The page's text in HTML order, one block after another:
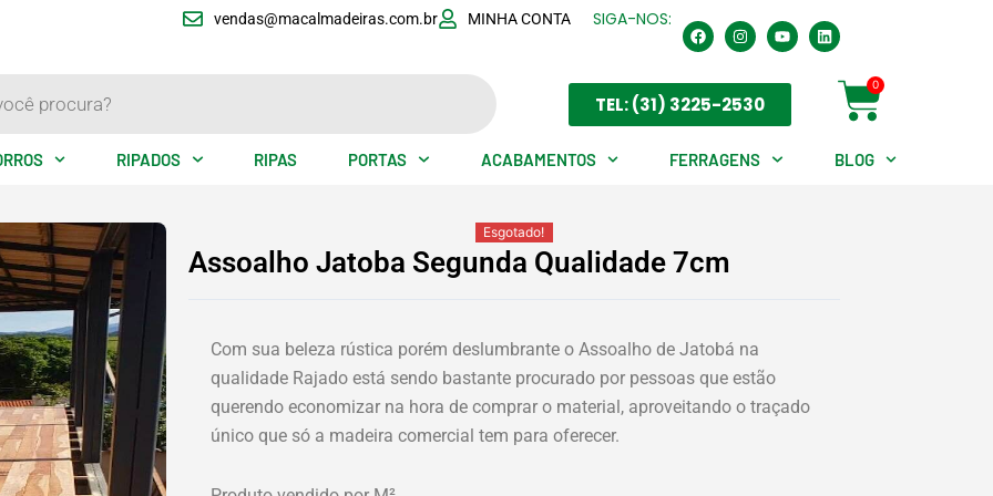
vendas@macalmadeiras.com.br MINHA CONTA SIGA-NOS:
F
a
c
b
o
I
n
s
a
g
m
Y
o
u
u
L
i
n
TEL: (31) 3225-2530
0
Cart
RIPADOS RIPAS PORTAS ACABAMENTOS FERRAGENS BLOG
Esgotado!
Assoalho Jatoba Segunda Qualidade 7cm
Com sua beleza rústica porém deslumbrante o Assoalho de Jatobá na
qualidade Rajado está sendo bastante procurado por pessoas que estão
querendo economizar na hora de comprar o material, aproveitando o traçado
único que só a madeira comercial tem para oferecer.